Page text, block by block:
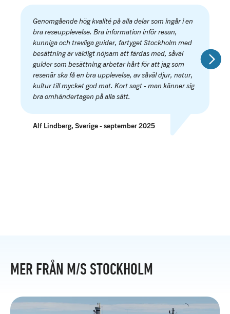
Alf Lindberg, Sverige - september 2025
Genomgående hög kvalité på alla delar som ingår i en
bra reseupplevelse. Bra information inför resan,
kunniga och trevliga guider, fartyget Stockholm med
besättning är väldigt nöjsam att färdas med, såväl
guider som besättning arbetar hårt för att jag som
resenär ska få en bra upplevelse, av såväl djur, natur,
kultur till mycket god mat. Kort sagt - man känner sig
bra omhändertagen på alla sätt.
MER FRÅN M/S STOCKHOLM